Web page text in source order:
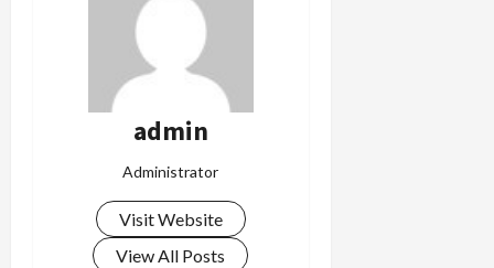
admin
Administrator
Visit Website
View All Posts